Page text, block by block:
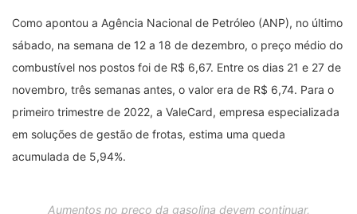
Como apontou a Agência Nacional de Petróleo (ANP), no último
sábado, na semana de 12 a 18 de dezembro, o preço médio do
combustível nos postos foi de R$ 6,67. Entre os dias 21 e 27 de
novembro, três semanas antes, o valor era de R$ 6,74. Para o
primeiro trimestre de 2022, a ValeCard, empresa especializada
em soluções de gestão de frotas, estima uma queda
acumulada de 5,94%.
Aumentos no preço da gasolina devem continuar,